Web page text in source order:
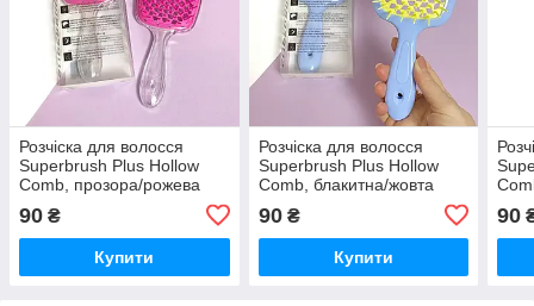
Розчіска для волосся
Superbrush Plus Hollow
Comb, прозора/рожева
90 ₴
Купити
Розчіска для волосся
Superbrush Plus Hollow
Comb, блакитна/жовта
90₴
Купити
90